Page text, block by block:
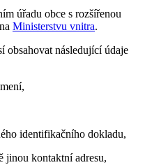
úřadu obce s rozšířenou
Ministerstvu vnitra.
obsahovat následující údaje
identifikačního dokladu,
jinou kontaktní adresu,